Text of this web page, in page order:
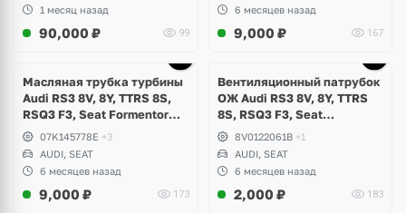
1 месяц назад
90,000 ₽ 99
6 месяцев назад
9,000 ₽ 167
Масляная трубка турбины
Audi RS3 8V, 8Y, TTRS 8S,
RSQ3 F3, Seat Formentor
Cupra 2.5 TFSI Evo, DAZA,
DNWA, DNWB
07K145778E +3
AUDI, SEAT
6 месяцев назад
9,000 ₽ 173
Вентиляционный патрубок
ОЖ Audi RS3 8V, 8Y, TTRS
8S, RSQ3 F3, Seat
Formentor Cupra 2.5 TFSI
Evo, DAZA, DNWA, DNWB
8V0122061B +1
AUDI, SEAT
6 месяцев назад
2,000 ₽ 183